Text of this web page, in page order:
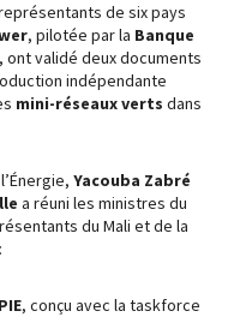
de six pays
, pilotée par la Banque
, ont validé deux documents
indépendante
mini-réseaux verts dans
Yacouba Zabré
a réuni les ministres du
du Mali et de la
, conçu avec la taskforce